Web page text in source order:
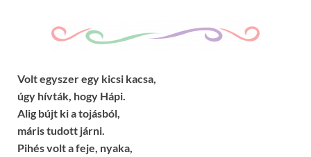
Volt egyszer egy kicsi kacsa,
úgy hívták, hogy Hápi.
Alig bújt ki a tojásból,
máris tudott járni.
Pihés volt a feje, nyaka,